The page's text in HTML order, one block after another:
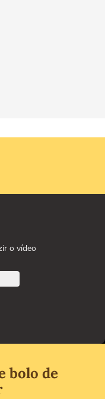
o vídeo
bolo de